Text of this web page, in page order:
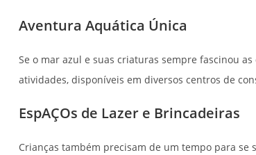
Aventura Aquática Única
Se o mar azul e suas criaturas sempre fascinou
atividades, disponíveis em diversos centros de
EspAÇOs de Lazer e Brincadeiras
Crianças também precisam de um tempo para se